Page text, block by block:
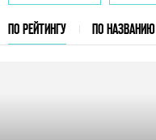
ПО РЕЙТИНГУ ПО НАЗВАНИЮ